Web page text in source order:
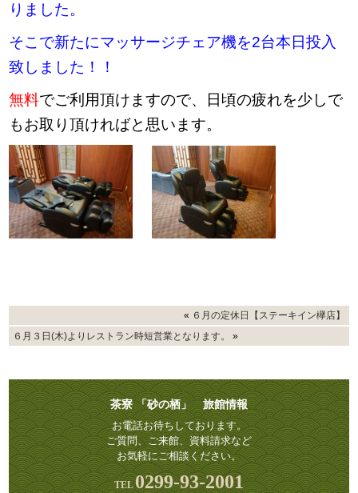
りました。
そこで新たにマッサージチェア機を2台本日投入
致しました！！
無料でご利用頂けますので、日頃の疲れを少しで
もお取り頂ければと思います。
« ６月の定休日【ステーキイン欅店】
６月３日(木)よりレストラン時短営業となります。
»
茶寮 「砂の栖」 旅館情報
お電話お待ちしております。
ご質問、ご来館、資料請求など
お気軽にご相談ください。
0299-93-2001